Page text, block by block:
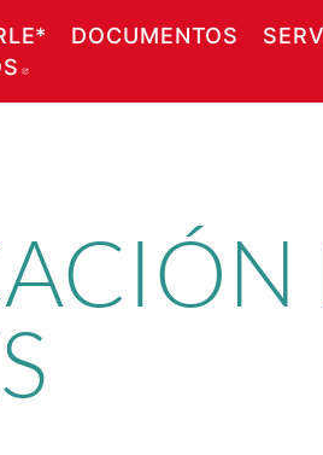
DOCUMENTOS